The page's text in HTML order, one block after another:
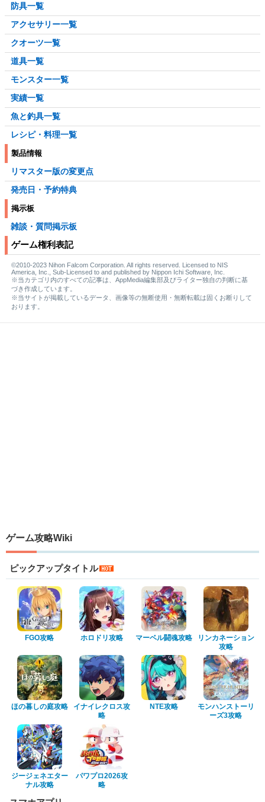
防具一覧
アクセサリー一覧
クオーツ一覧
道具一覧
モンスター一覧
実績一覧
魚と釣具一覧
レシピ・料理一覧
製品情報
リマスター版の変更点
発売日・予約特典
掲示板
雑談・質問掲示板
ゲーム権利表記
©2010-2023 Nihon Falcom Corporation. All rights reserved. Licensed to NIS
America, Inc., Sub-Licensed to and published by Nippon Ichi Software, Inc.
※当カテゴリ内のすべての記事は、AppMedia編集部及びライター独自の判断に基
づき作成しています。
※当サイトが掲載しているデータ、画像等の無断使用・無断転載は固くお断りして
おります。
ゲーム攻略Wiki
ピックアップタイトル
FGO攻略 ホロドリ攻略 マーベル闘魂攻略
リンカネーション
攻略
ほの暮しの庭攻略
イナイレクロス攻
略
NTE攻略
モンハンストーリ
ーズ3攻略
ジージェネエター
ナル攻略
パワプロ2026攻
略